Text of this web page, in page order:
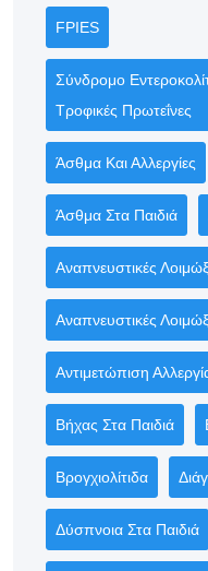
FPIES
Σύνδρομο
Τροφικές Πρωτεΐνες
Άσθμα Και Αλλεργίες
Άσθμα Στα Παιδιά
Αναπνευστικές
Αναπνευστικές
Αντιμετώπιση
Βήχας Στα Παιδιά
Βρογχιολίτιδα
Δύσπνοια Στα Παιδιά